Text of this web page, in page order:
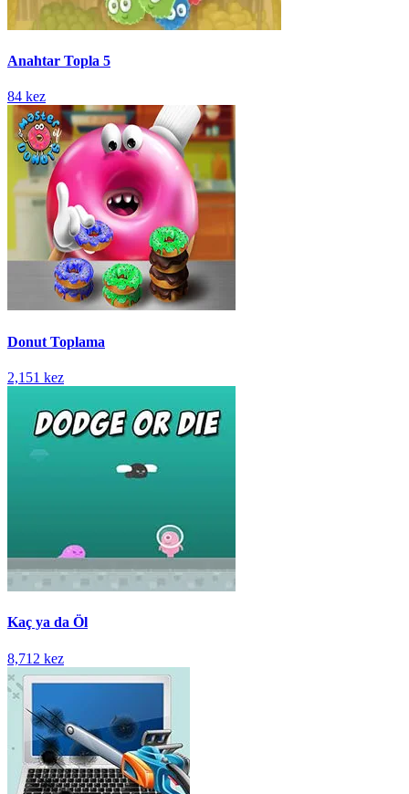
Anahtar Topla 5
84 kez
Donut Toplama
2,151 kez
Kaç ya da Öl
8,712 kez